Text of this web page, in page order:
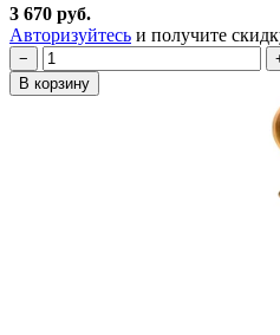
3 670 руб.
Авторизуйтесь и получите
−
В корзину